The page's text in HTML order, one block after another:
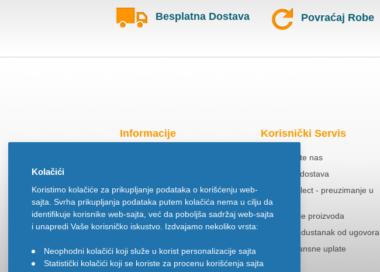
Besplatna Dostava Povraćaj Robe
Informacije
Način isporuke
Načini plaćanja
Politika privatnosti
Uslovi korišćenja
Korisnički Servis
Kontaktirajte nas
Besplatna dostava
Click & Collect - preuzimanje u
prodavnici
Reklamacije proizvoda
Pravo na odustanak od ugovora
Politika Avansne uplate
Kolačići
Koristimo kolačiće za prikupljanje podataka o korišćenju web-
sajta. Svrha prikupljanja podataka putem kolačića nema u cilju da
identifikuje korisnike web-sajta, već da poboljša sadržaj web-sajta
i unapredi Vaše korisničko iskustvo. Izdvajamo nekoliko vrsta:
•
Neophodni kolačići koji služe u korist personalizacije sajta
•
Statistički kolačići koji se koriste za procenu korišćenja sajta